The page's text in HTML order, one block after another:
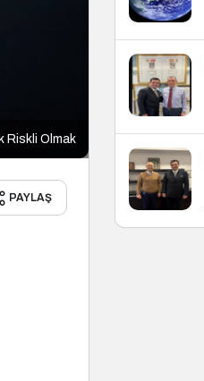
Riskli Olmak
PAYLAŞ